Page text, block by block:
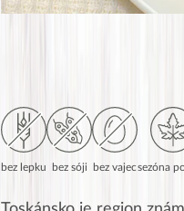
bez lepku bez sóji bez vajecsezóna